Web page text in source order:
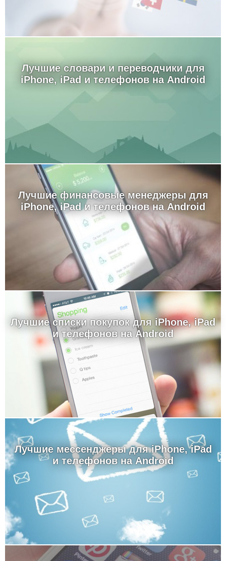
Лучшие словари и переводчики для
iPhone, iPad и телефонов на Android
Лучшие финансовые менеджеры для
iPhone, iPad и телефонов на Android
Лучшие cписки покупок для iPhone, iPad
и телефонов на Android
Лучшие мессенджеры для iPhone, iPad
и телефонов на Android